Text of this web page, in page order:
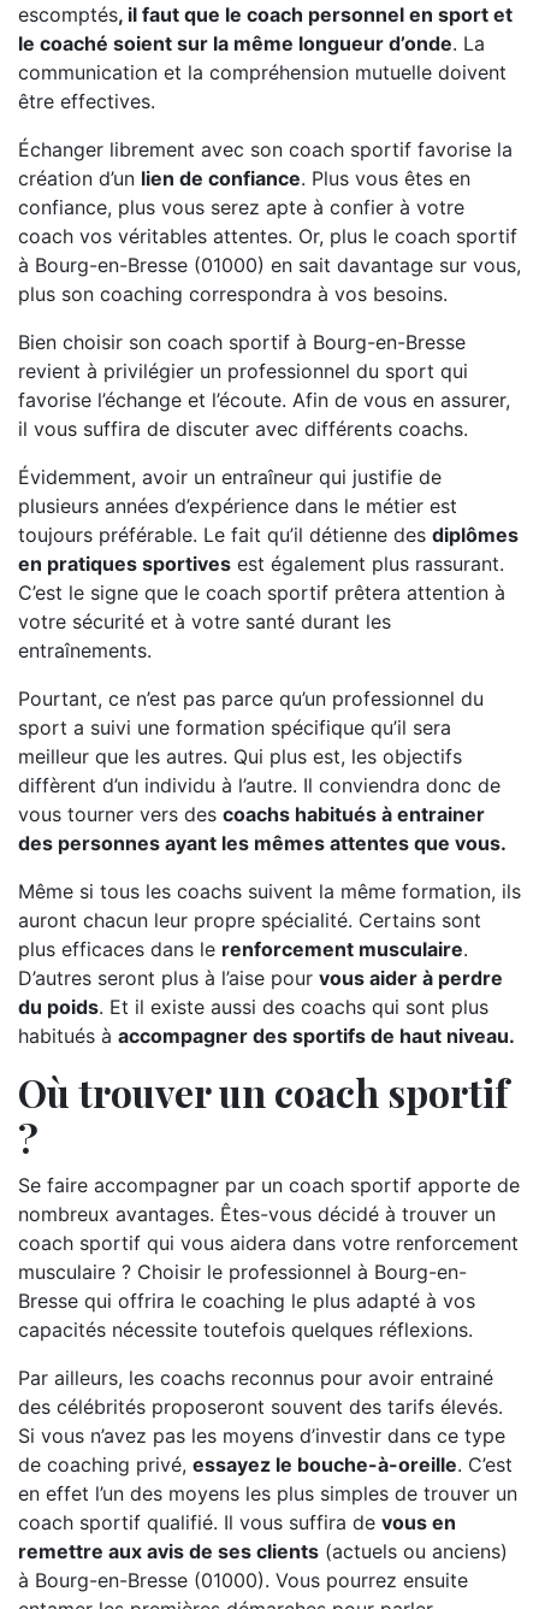
escomptés, il faut que le coach personnel en sport et
le coaché soient sur la même longueur d’onde. La
communication et la compréhension mutuelle doivent
être effectives.
Échanger librement avec son coach sportif favorise la
création d’un lien de confiance. Plus vous êtes en
confiance, plus vous serez apte à confier à votre
coach vos véritables attentes. Or, plus le coach sportif
à Bourg-en-Bresse (01000) en sait davantage sur vous,
plus son coaching correspondra à vos besoins.
Bien choisir son coach sportif à Bourg-en-Bresse
revient à privilégier un professionnel du sport qui
favorise l’échange et l’écoute. Afin de vous en assurer,
il vous suffira de discuter avec différents coachs.
Évidemment, avoir un entraîneur qui justifie de
plusieurs années d’expérience dans le métier est
toujours préférable. Le fait qu’il détienne des diplômes
en pratiques sportives est également plus rassurant.
C’est le signe que le coach sportif prêtera attention à
votre sécurité et à votre santé durant les
entraînements.
Pourtant, ce n’est pas parce qu’un professionnel du
sport a suivi une formation spécifique qu’il sera
meilleur que les autres. Qui plus est, les objectifs
diffèrent d’un individu à l’autre. Il conviendra donc de
vous tourner vers des coachs habitués à entrainer
des personnes ayant les mêmes attentes que vous.
Même si tous les coachs suivent la même formation, ils
auront chacun leur propre spécialité. Certains sont
plus efficaces dans le renforcement musculaire.
D’autres seront plus à l’aise pour vous aider à perdre
du poids. Et il existe aussi des coachs qui sont plus
habitués à accompagner des sportifs de haut niveau.
Où trouver un coach sportif
?
Se faire accompagner par un coach sportif apporte de
nombreux avantages. Êtes-vous décidé à trouver un
coach sportif qui vous aidera dans votre renforcement
musculaire ? Choisir le professionnel à Bourg-en-
Bresse qui offrira le coaching le plus adapté à vos
capacités nécessite toutefois quelques réflexions.
Par ailleurs, les coachs reconnus pour avoir entrainé
des célébrités proposeront souvent des tarifs élevés.
Si vous n’avez pas les moyens d’investir dans ce type
de coaching privé, essayez le bouche-à-oreille. C’est
en effet l’un des moyens les plus simples de trouver un
coach sportif qualifié. Il vous suffira de vous en
remettre aux avis de ses clients (actuels ou anciens)
à Bourg-en-Bresse (01000). Vous pourrez ensuite